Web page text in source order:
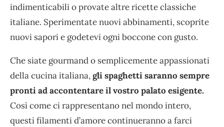
indimenticabili o provate altre ricette classiche
italiane. Sperimentate nuovi abbinamenti, scoprite
nuovi sapori e godetevi ogni boccone con gusto.
Che siate gourmand o semplicemente appassionati
della cucina italiana,gli spaghetti saranno sempre
pronti ad accontentare il vostro palato esigente.
Così come ci rappresentano nel mondo intero,
questi filamenti d’amore continueranno a farci